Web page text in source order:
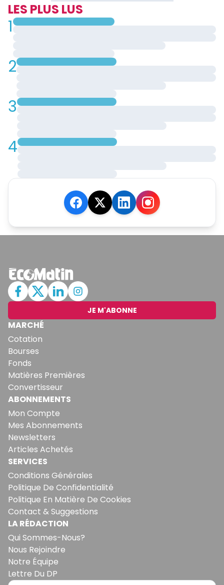
LES PLUS LUS
1
2
3
4
JE M'ABONNE
MARCHÉ
Cotation
Bourses
Fonds
Matières Premières
Convertisseur
ABONNEMENTS
Mon Compte
Mes Abonnements
Newsletters
Articles Achetés
SERVICES
Conditions Générales
Politique De Confidentialité
Politique En Matière De Cookies
Contact & Suggestions
LA RÉDACTION
Qui Sommes-Nous?
Nous Rejoindre
Notre Équipe
Lettre Du DP